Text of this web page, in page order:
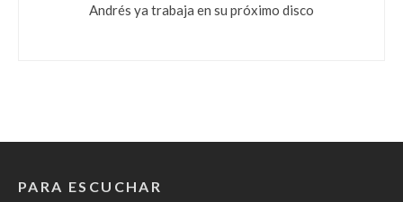
Andrés ya trabaja en su próximo disco
PARA ESCUCHAR